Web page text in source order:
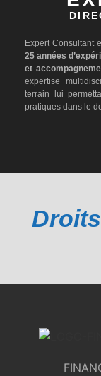
Expert Consultant
25 années
et
expertise
terrain lui
pratiques dans le